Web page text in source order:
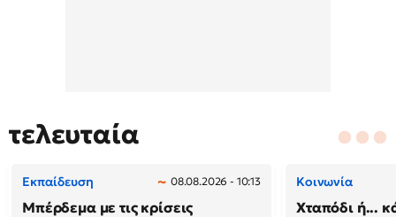
τελευταία
Εκπαίδευση 08.08.2026 - 10:13
Μπέρδεμα με τις κρίσεις
Κοινωνία
Χταπόδι ή...